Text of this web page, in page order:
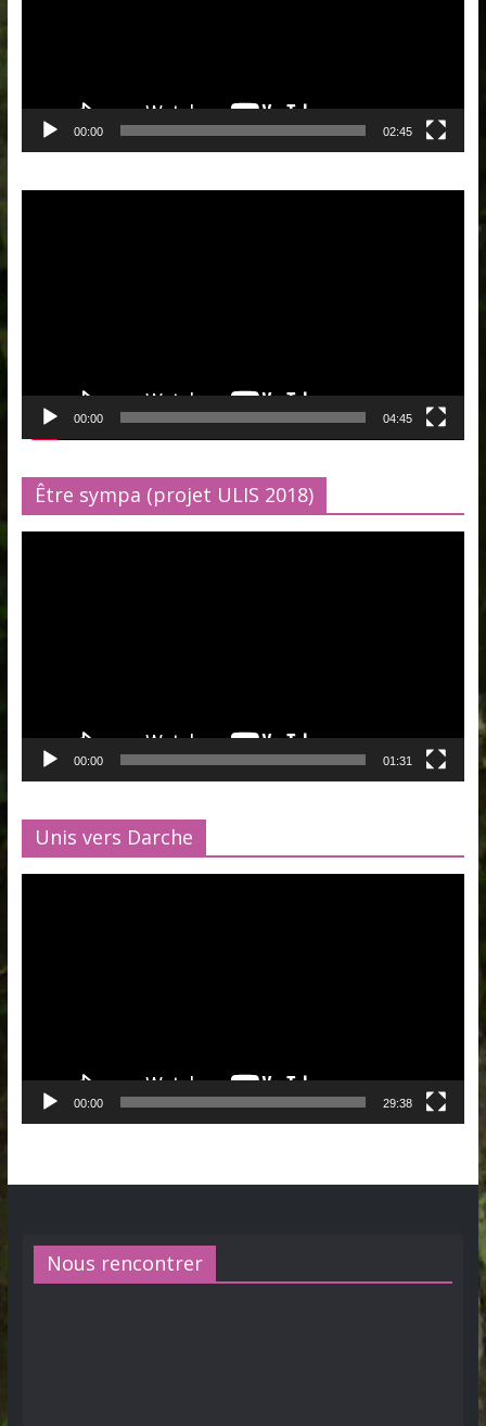
00:00 02:45
00:00 04:45
Être sympa (projet ULIS 2018)
00:00 01:31
Unis vers Darche
00:00 29:38
Nous rencontrer